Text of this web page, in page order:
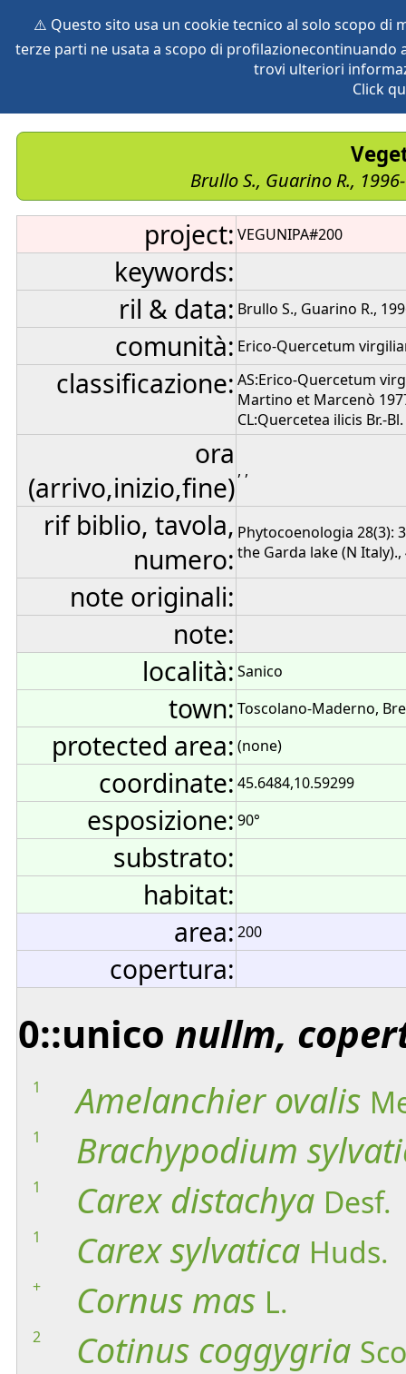
⚠️ Questo sito usa un cookie tecnico al solo scopo di
terze parti ne usata a scopo di
trovi ulteriori
Click
vegetation global db
Brullo S., Guarino R.,
project: VEGUNIPA#200
keywords:
ril & data: Brullo S., Guarino R.,
comunità: Erico-Quercetum
classificazione: AS:Erico-Quercetum
Martino et Marcenò
CL:Quercetea ilicis Br.-
ora
(arrivo,inizio,fine), ,
rif biblio, tavola,
numero:
Phytocoenologia 28(3):
the Garda lake (N Italy).,
note originali:
note:
località: Sanico
town: Toscolano-Maderno,
protected area: (none)
coordinate: 45.6484,10.59299
esposizione: 90°
substrato:
habitat:
area: 200
copertura:
0::unico nullm,
1 Amelanchier ovalis
1 Brachypodium
1 Carex distachya Desf.
1 Carexsylvatica Huds.
+ Cornus mas L.
2 Cotinus coggygria